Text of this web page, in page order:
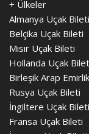
+ Ülkeler
Almanya Uçak Bileti
Belçika Uçak Bileti
Mısır Uçak Bileti
Hollanda Uçak
Birleşik Arap
Rusya Uçak Bileti
İngiltere Uçak Bileti
Fransa Uçak Bileti